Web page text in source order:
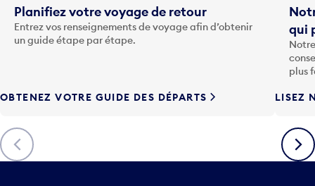
t
o
u
F
è
c
h
Précédent
Planifiez votre voyage de retour
Entrez vos renseignements de voyage afin d’obtenir
un guide étape par étape.
OBTENEZ VOTRE GUIDE DES DÉPARTS
qui
plus
LISEZ